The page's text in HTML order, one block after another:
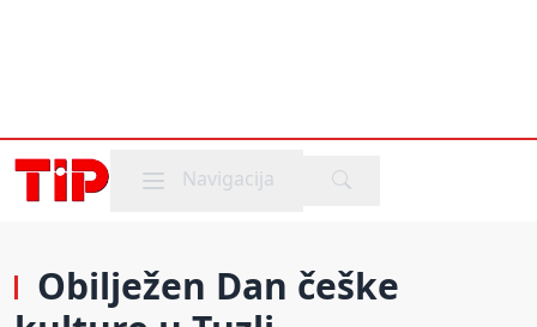
Mobile menu
Navigacija
Obilježen Dan češke